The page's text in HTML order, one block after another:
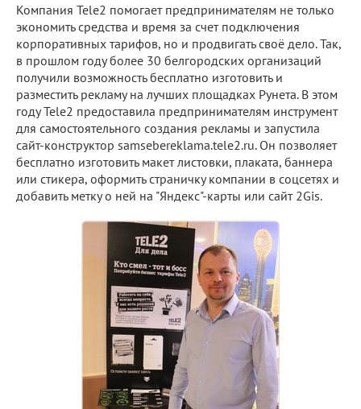
Компания Tele2 помогает предпринимателям не только
экономить средства и время за счет подключения
корпоративных тарифов, но и продвигать своё дело. Так,
в прошлом году более 30 белгородских организаций
получили возможность бесплатно изготовить и
разместить рекламу на лучших площадках Рунета. В этом
году Tele2 предоставила предпринимателям инструмент
для самостоятельного создания рекламы и запустила
сайт-конструктор samsebereklama.tele2.ru. Он позволяет
бесплатно изготовить макет листовки, плаката, баннера
или стикера, оформить страничку компании в соцсетях и
добавить метку о ней на "Яндекс"-карты или сайт 2Gis.